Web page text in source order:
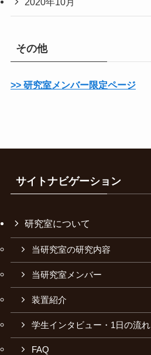
その他
>> 研究室メンバー限定ページ
サイトナビゲーション
研究室について
当研究室の研究内容
当研究室メンバー
装置紹介
学生インタビュー・1日の流れ
FAQ